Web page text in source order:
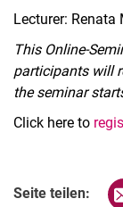
Lecturer: Renata
This Online-
participants will
the seminar
Click here to
Seite teilen: